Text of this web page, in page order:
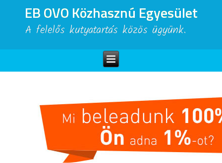
EB OVO Közhasznú Egyesület
A felelős kutyatartás közös ügyünk.